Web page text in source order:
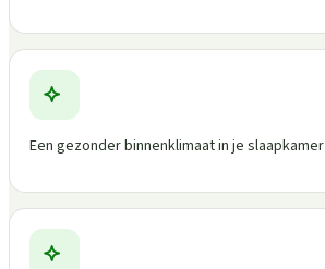
Een gezonder binnenklimaat in je slaapkamer